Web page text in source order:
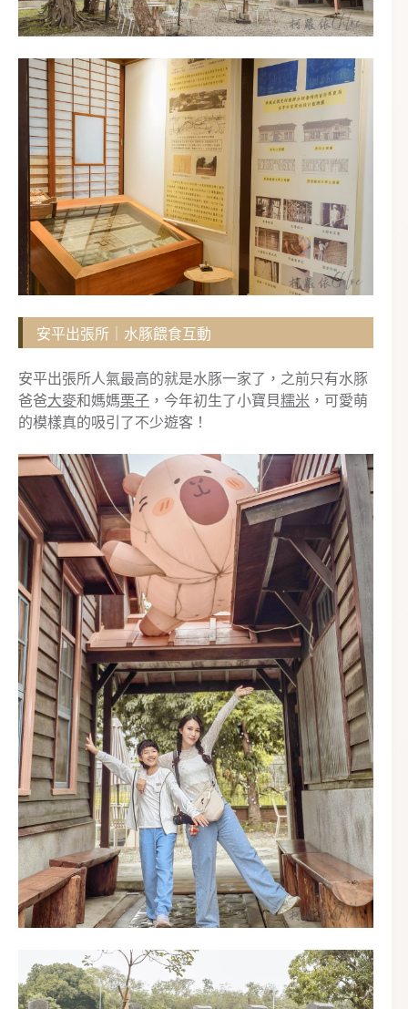
安平出張所｜水豚餵食互動
安平出張所人氣最高的就是水豚一家了，之前只有水豚
爸爸大麥和媽媽栗子 ，今年初生了小寶貝糯米 ，可愛萌
的模樣真的吸引了不少遊客！